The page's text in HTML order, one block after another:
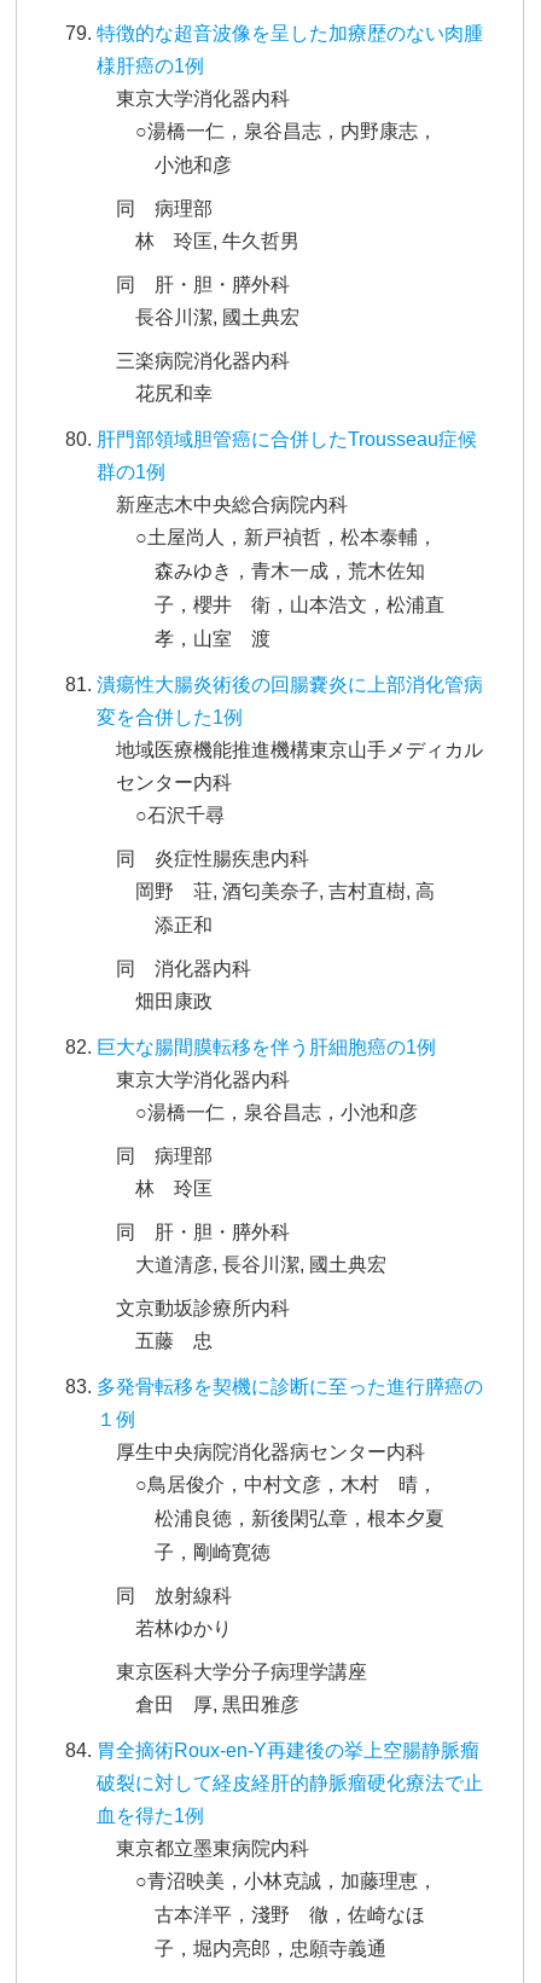
特徴的な超音波像を呈した加療歴のない肉腫
様肝癌の1例
東京大学消化器内科
○湯橋一仁，泉谷昌志，内野康志，
小池和彦
同 病理部
林 玲匡, 牛久哲男
同 肝・胆・膵外科
長谷川潔, 國土典宏
三楽病院消化器内科
花尻和幸
肝門部領域胆管癌に合併したTrousseau症候
群の1例
新座志木中央総合病院内科
○土屋尚人，新戸禎哲，松本泰輔，
森みゆき，青木一成，荒木佐知
子，櫻井 衛，山本浩文，松浦直
孝，山室 渡
潰瘍性大腸炎術後の回腸嚢炎に上部消化管病
変を合併した1例
地域医療機能推進機構東京山手メディカル
センター内科
○石沢千尋
同 炎症性腸疾患内科
岡野 荘, 酒匂美奈子, 吉村直樹, 高
添正和
同 消化器内科
畑田康政
巨大な腸間膜転移を伴う肝細胞癌の1例
東京大学消化器内科
○湯橋一仁，泉谷昌志，小池和彦
同 病理部
林 玲匡
同 肝・胆・膵外科
大道清彦, 長谷川潔, 國土典宏
文京動坂診療所内科
五藤 忠
多発骨転移を契機に診断に至った進行膵癌の
１例
厚生中央病院消化器病センター内科
○鳥居俊介，中村文彦，木村 晴，
松浦良徳，新後閑弘章，根本夕夏
子，剛崎寛徳
同 放射線科
若林ゆかり
東京医科大学分子病理学講座
倉田 厚, 黒田雅彦
胃全摘術Roux-en-Y再建後の挙上空腸静脈瘤
破裂に対して経皮経肝的静脈瘤硬化療法で止
血を得た1例
東京都立墨東病院内科
○青沼映美，小林克誠，加藤理恵，
古本洋平，淺野 徹，佐崎なほ
子，堀内亮郎，忠願寺義通